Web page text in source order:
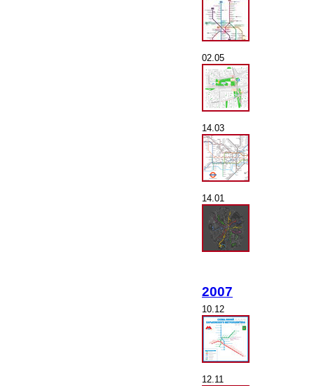
02.05
14.03
14.01
2007
10.12
12.11